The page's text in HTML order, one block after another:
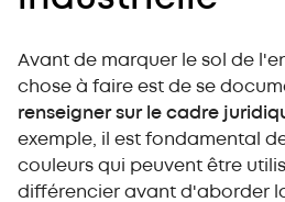
Avant de marquer le sol de
chose à faire est de se
renseigner sur le cadre
exemple, il est fondamental
couleurs qui peuvent être
différencier avant d'aborder